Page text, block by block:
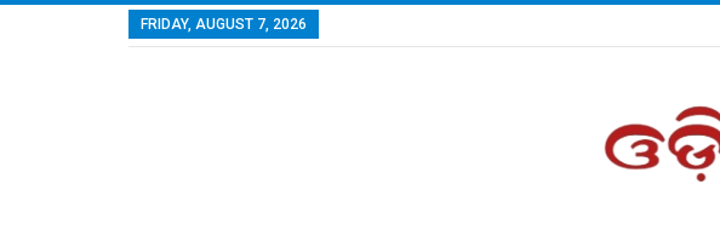
FRIDAY, AUGUST 7, 2026